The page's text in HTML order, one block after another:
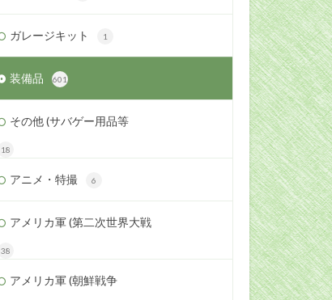
ガレージキット 1
装備品 601
その他 (サバゲー用品等
18
アニメ・特撮 6
アメリカ軍 (第二次世界大戦
38
アメリカ軍 (朝鮮戦争